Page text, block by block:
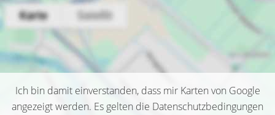
Ich bin damit einverstanden, dass mir Karten von Google
angezeigt werden. Es gelten die Datenschutzbedingungen